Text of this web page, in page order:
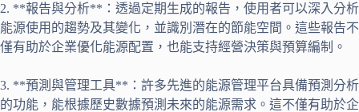
2. **報告與分析**：透過定期生成的報告，使用者可以深入分析
能源使用的趨勢及其變化，並識別潛在的節能空間。這些報告不
僅有助於企業優化能源配置，也能支持經營決策與預算編制。
3. **預測與管理工具**：許多先進的能源管理平台具備預測分析
的功能，能根據歷史數據預測未來的能源需求。這不僅有助於企